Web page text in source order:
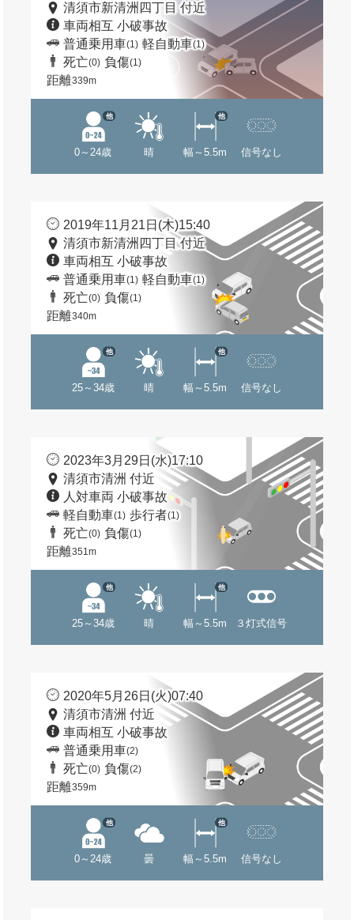
清須市新清洲四丁目 付近
車両相互 小破事故
普通乗用車(1) 軽自動車(1)
死亡(0) 負傷(1)
距離339m
0～24歳
他
晴 幅～5.5m
他
信号なし
2019年11月21日(木)15:40
清須市新清洲四丁目 付近
車両相互 小破事故
普通乗用車(1) 軽自動車(1)
死亡(0) 負傷(1)
距離340m
25～34歳
他
晴 幅～5.5m
他
信号なし
2023年3月29日(水)17:10
清須市清洲 付近
人対車両 小破事故
軽自動車(1) 歩行者(1)
死亡(0) 負傷(1)
距離351m
25～34歳
他
晴 幅～5.5m
他
３灯式信号
2020年5月26日(火)07:40
清須市清洲 付近
車両相互 小破事故
普通乗用車(2)
死亡(0) 負傷(2)
距離359m
0～24歳
他
曇 幅～5.5m
他
信号なし